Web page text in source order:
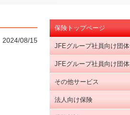
サイトマップ
Site map
サイト内検索
Search
2024/08/15
保険トップページ
JFEグループ社員向け団
JFEグループ社員向け団
その他サービス
法人向け保険